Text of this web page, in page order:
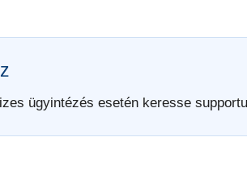
ügyintézés esetén keresse